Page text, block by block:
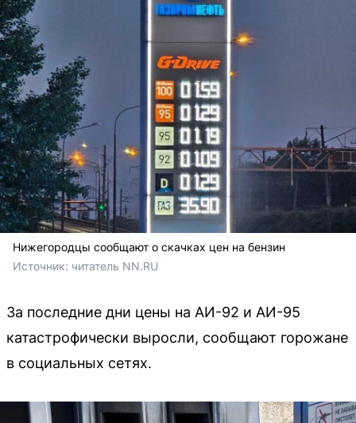
Нижегородцы сообщают о скачках цен на бензин
Источник: читатель NN.RU
За последние дни цены на АИ-92 и АИ-95
катастрофически выросли, сообщают горожане
в социальных сетях.